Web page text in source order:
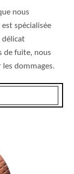
nous
spécialisée
délicat
de fuite, nous
dommages.